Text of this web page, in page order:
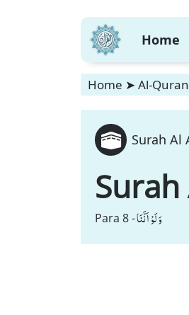
Home
Home ➤ Al-Quran
Surah Al
Para 8 -وَ لَوْ اَنَّنَا